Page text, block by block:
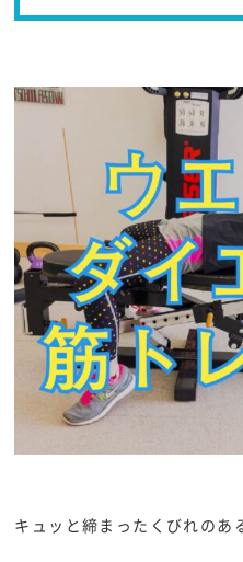
キュッと締まったくびれのあ